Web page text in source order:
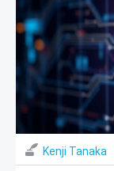
Kenji Tanaka